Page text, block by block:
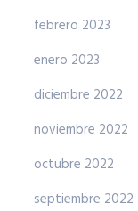
febrero 2023
enero 2023
diciembre 2022
noviembre 2022
octubre 2022
septiembre 2022